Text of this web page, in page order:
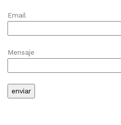
Email
Mensaje